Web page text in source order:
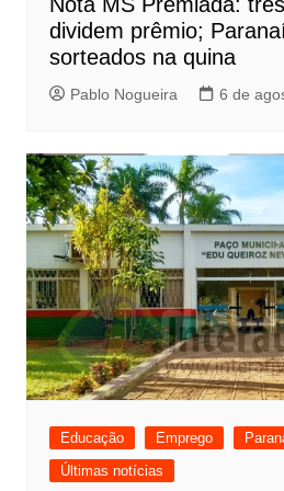
dividem prêmio;
sorteados na quina
Pablo Nogueira 6 de
Educação Emprego
Últimas notícias